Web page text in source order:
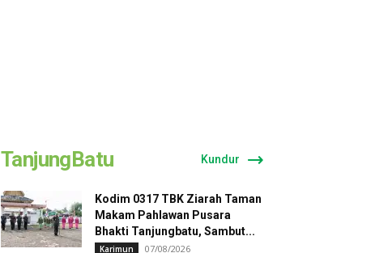
TanjungBatu Kundur
Kodim 0317 TBK Ziarah Taman
Makam Pahlawan Pusara
Bhakti Tanjungbatu, Sambut...
Karimun 07/08/2026